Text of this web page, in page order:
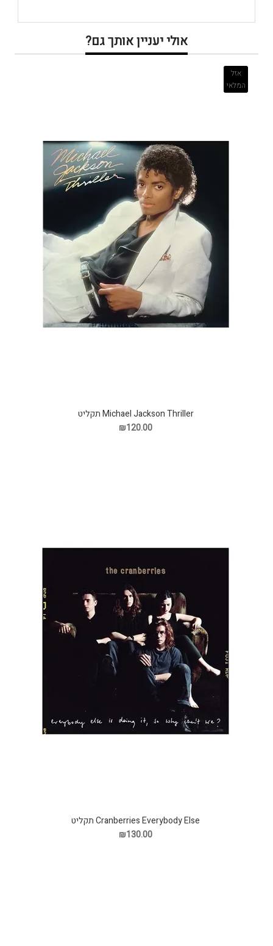
אולי יעניין אותך גם?
אזל
המלאי
Michael Jackson Thriller תקליט
₪120.00
Cranberries Everybody Else תקליט
₪130.00